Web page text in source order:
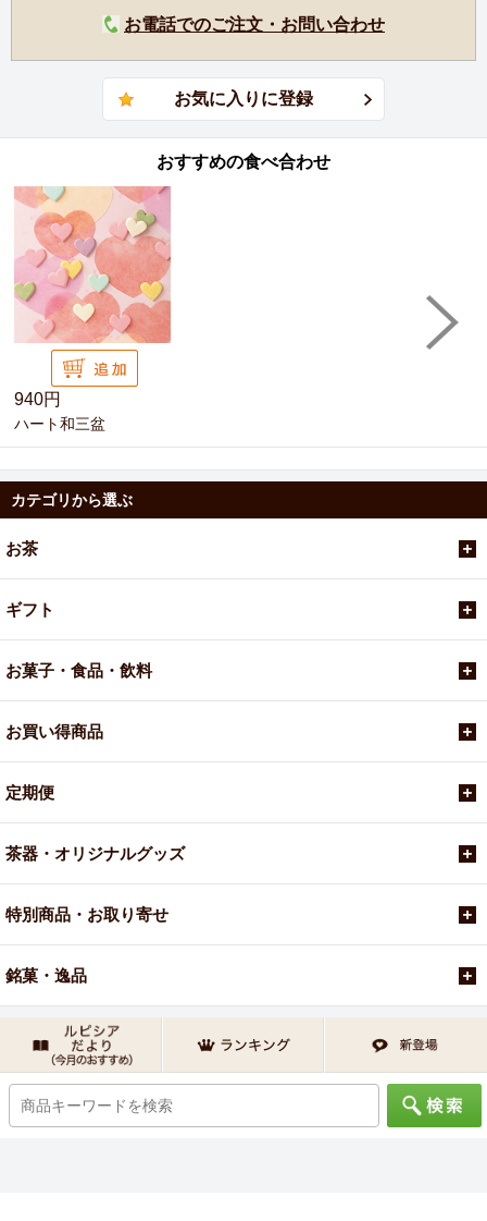
お電話でのご注文・お問い合わせ
おすすめの食べ合わせ
940円
ハート和三盆
カテゴリから選ぶ
お茶
ギフト
お菓子・食品・飲料
お買い得商品
定期便
茶器・オリジナルグッズ
特別商品・お取り寄せ
銘菓・逸品